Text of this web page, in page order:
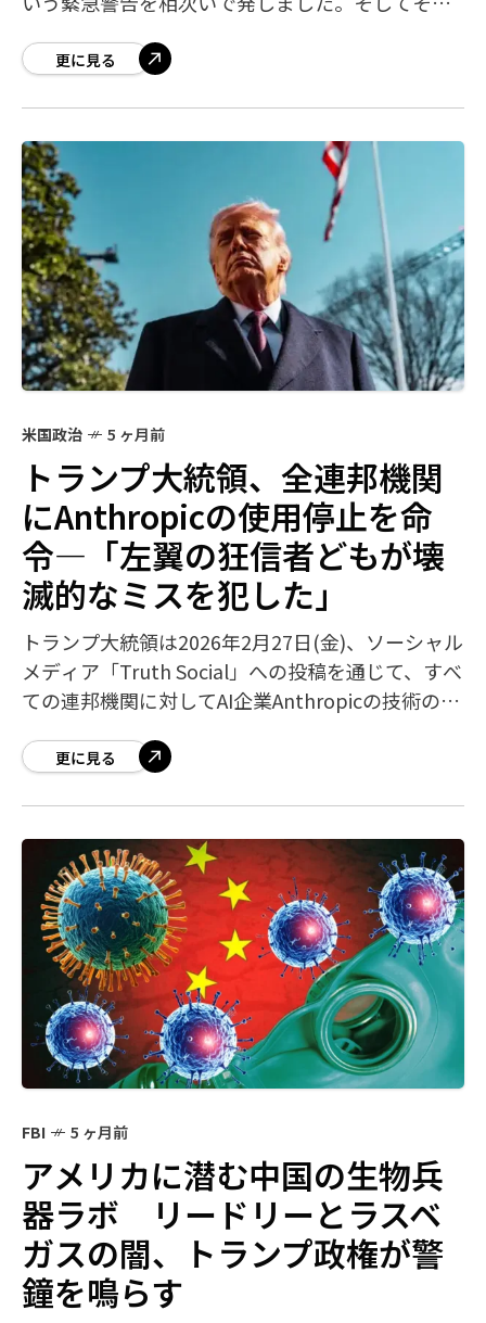
され、2月28日にはイスラエル国防
更に見る
米国政治 5 ヶ月前
トランプ大統領、全連邦機関
にAnthropicの使用停止を命
令—「左翼の狂信者どもが壊
滅的なミスを犯した」
トランプ大統領は2026年2月27日(金)、ソーシャル
メディア「Truth Social」への投稿を通じて、すべ
ての連邦機関に対してAI企業Anthropicの技術の使
更に見る
FBI 5 ヶ月前
アメリカに潜む中国の生物兵
器ラボ リードリーとラスベ
ガスの闇、トランプ政権が警
鐘を鳴らす